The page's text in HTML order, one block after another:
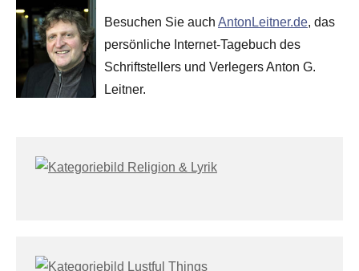
Besuchen Sie auch AntonLeitner.de, das
persönliche Internet-Tagebuch des
Schriftstellers und Verlegers Anton G.
Leitner.